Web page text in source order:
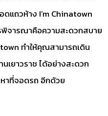
แถวห้าง I’m Chinatown
จารณาคือความสะดวกสบาย
ทำให้คุณสามารถเดิน
เยาวราช ได้อย่างสะดวก
หาที่จอดรถ อีกด้วย